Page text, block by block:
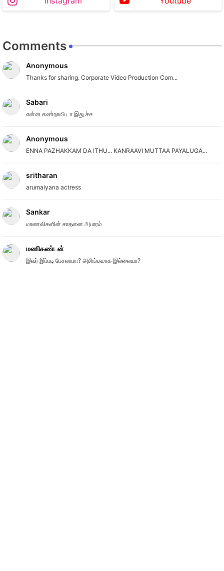
Comments
Anonymous
Thanks for sharing. Corporate Video Production Com...
Sabari
என்ன கண்றாவி டா இது ச்ச
Anonymous
ENNA PAZHAKKAM DA ITHU... KANRAAVI MUTTAA PAYALUGA...
sritharan
arumaiyana actress
Sankar
மாணவிகளின் சாதனை அபாரம்
மணிகண்டன்
இவர் இப்படி பேசலாமா? அசிங்கமாக இல்லையா?